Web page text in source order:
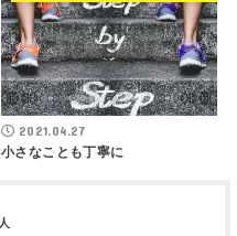
2021.04.27
小さなことも丁寧に